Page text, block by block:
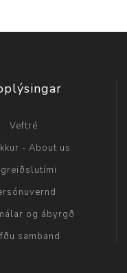
Veftré
- About us
og ábyrgð
samband